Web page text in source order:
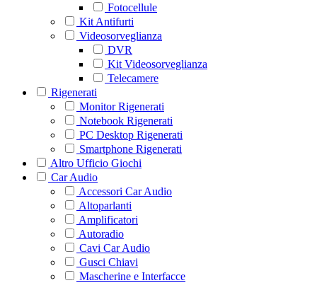
Fotocellule
Kit Antifurti
Videosorveglianza
DVR
Kit Videosorveglianza
Telecamere
Rigenerati
Monitor Rigenerati
Notebook Rigenerati
PC Desktop Rigenerati
Smartphone Rigenerati
Altro Ufficio Giochi
Car Audio
Accessori Car Audio
Altoparlanti
Amplificatori
Autoradio
Cavi Car Audio
Gusci Chiavi
Mascherine e Interfacce